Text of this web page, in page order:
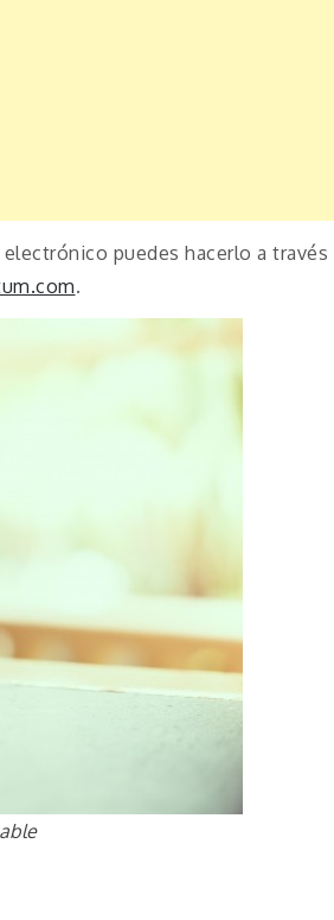
puedes hacerlo a través
.